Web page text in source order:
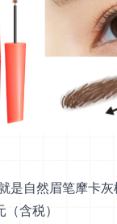
是自然眉笔摩卡灰
含税）